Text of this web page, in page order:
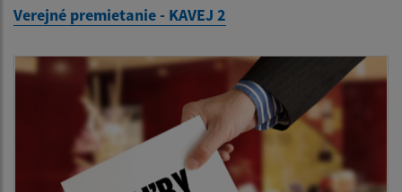
Verejné premietanie - KAVEJ 2